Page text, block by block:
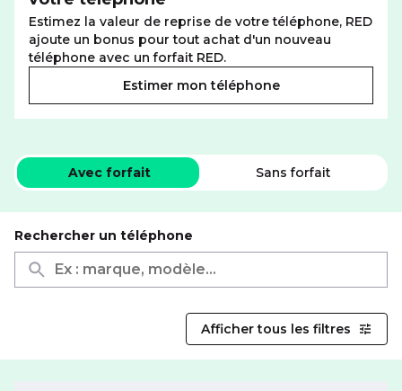
Estimez la valeur de reprise de votre téléphone, RED
ajoute un bonus pour tout achat d'un nouveau
téléphone avec un forfait RED.
Estimer mon téléphone
Téléphones mobiles
Avec forfait Sans forfait
Rechercher un téléphone
Afficher tous les filtres